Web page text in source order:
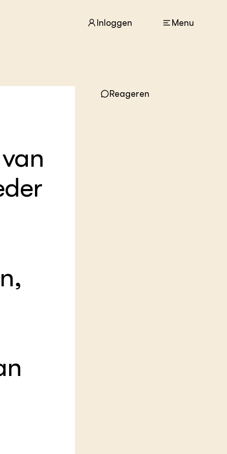
Inloggen Menu
Columns & Blogs
In de regio
Reageren